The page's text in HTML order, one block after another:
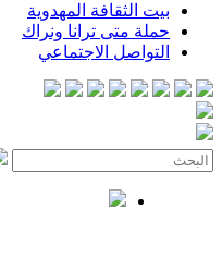
المهدوية
ترانا ونراك
الاجتماعي